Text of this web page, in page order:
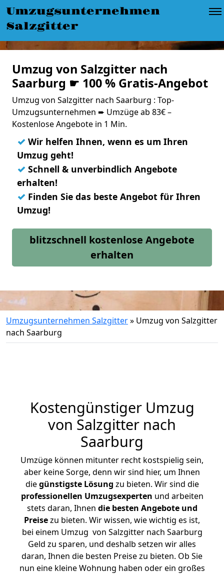
Umzugsunternehmen
Salzgitter
Umzug von Salzgitter nach
Saarburg ☛ 100 % Gratis-Angebot
Umzug von Salzgitter nach Saarburg : Top-
Umzugsunternehmen ➨ Umzüge ab 83€ –
Kostenlose Angebote in 1 Min.
✓ Wir helfen Ihnen, wenn es um Ihren
Umzug geht!
✓ Schnell & unverbindlich Angebote
erhalten!
✓ Finden Sie das beste Angebot für Ihren
Umzug!
blitzschnell kostenlose Angebote
erhalten
Umzugsunternehmen Salzgitter» Umzug von Salzgitter
nach Saarburg
Kostengünstiger Umzug
von Salzgitter nach
Saarburg
Umzüge können mitunter recht kostspielig sein,
aber keine Sorge, denn wir sind hier, um Ihnen
diegünstigste Lösung zu bieten. Wir sind die
professionellen Umzugsexperten und arbeiten
stets daran, Ihnen die besten Angebote und
Preisezu bieten. Wir wissen, wie wichtig es ist,
bei einem Umzug von Salzgitter nach Saarburg
Geld zu sparen, und deshalb setzen wir alles
daran, Ihnen die besten Preise zu bieten. Ob Sie
nun eine kleine Wohnung haben oder ein großes